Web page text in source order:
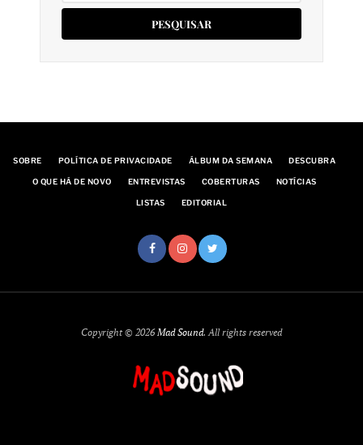
SOBRE POLÍTICA DE PRIVACIDADE ÁLBUM DA SEMANA DESCUBRA
O QUE HÁ DE NOVO ENTREVISTAS COBERTURAS NOTÍCIAS
LISTAS EDITORIAL
Copyright © 2026Mad Sound. All rights reserved